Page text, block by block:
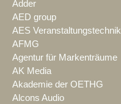
Adder
AED group
AES Veranstaltungstechnik
AFMG
Agentur für Markenträume
AK Media
Akademie der OETHG
Alcons Audio